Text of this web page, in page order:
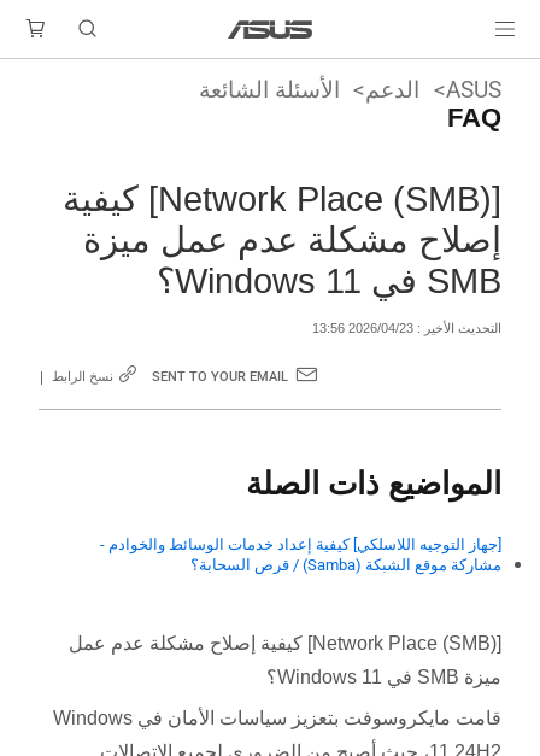
ASUS الدعم الأسئلة الشائعة
FAQ
[Network Place (SMB)] كيفية
إصلاح مشكلة عدم عمل ميزة
SMB في Windows 11؟
التحديث الأخير : 2026/04/23 13:56
SENT TO YOUR EMAIL نسخ الرابط
المواضيع ذات الصلة
[جهاز التوجيه اللاسلكي] كيفية إعداد خدمات الوسائط والخوادم -
مشاركة موقع الشبكة (Samba) / قرص السحابة؟
[Network Place (SMB)] كيفية إصلاح مشكلة عدم عمل
ميزة SMB في Windows 11؟
قامت مايكروسوفت بتعزيز سياسات الأمان في Windows
11 24H2، حيث أصبح من الضروري لجميع الاتصالات